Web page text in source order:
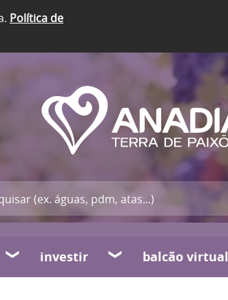
Política de
investir balcão virtual